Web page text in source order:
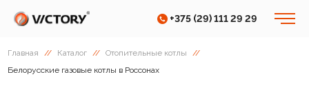
+375 (29) 111 29 29
Главная // Каталог // Отопительные котлы
//
Белорусские газовые котлы в Россонах